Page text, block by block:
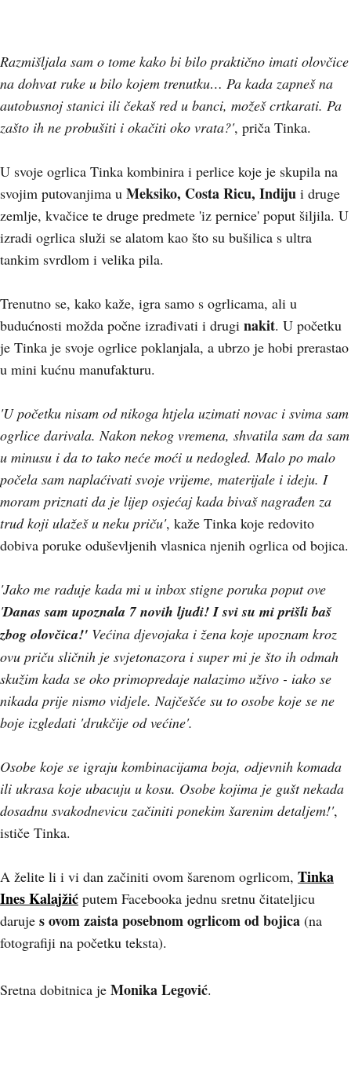
Razmišljala sam o tome kako bi bilo praktično imati olovčice
na dohvat ruke u bilo kojem trenutku… Pa kada zapneš na
autobusnoj stanici ili čekaš red u banci, možeš crtkarati. Pa
zašto ih ne probušiti i okačiti oko vrata?', priča Tinka.
U svoje ogrlica Tinka kombinira i perlice koje je skupila na
svojim putovanjima u Meksiko, Costa Ricu, Indiju i druge
zemlje, kvačice te druge predmete 'iz pernice' poput šiljila. U
izradi ogrlica služi se alatom kao što su bušilica s ultra
tankim svrdlom i velika pila.
Trenutno se, kako kaže, igra samo s ogrlicama, ali u
budućnosti možda počne izrađivati i drugi nakit. U početku
je Tinka je svoje ogrlice poklanjala, a ubrzo je hobi prerastao
u mini kućnu manufakturu.
'U početku nisam od nikoga htjela uzimati novac i svima sam
ogrlice darivala. Nakon nekog vremena, shvatila sam da sam
u minusu i da to tako neće moći u nedogled. Malo po malo
počela sam naplaćivati svoje vrijeme, materijale i ideju. I
moram priznati da je lijep osjećaj kada bivaš nagrađen za
trud koji ulažeš u neku priču', kaže Tinka koje redovito
dobiva poruke oduševljenih vlasnica njenih ogrlica od bojica.
'Jako me raduje kada mi u inbox stigne poruka poput ove
'Danas sam upoznala 7 novih ljudi! I svi su mi prišli baš
zbog olovčica!' Većina djevojaka i žena koje upoznam kroz
ovu priču sličnih je svjetonazora i super mi je što ih odmah
skužim kada se oko primopredaje nalazimo uživo - iako se
nikada prije nismo vidjele. Najčešće su to osobe koje se ne
boje izgledati 'drukčije od većine'.
Osobe koje se igraju kombinacijama boja, odjevnih komada
ili ukrasa koje ubacuju u kosu. Osobe kojima je gušt nekada
dosadnu svakodnevicu začiniti ponekim šarenim detaljem!',
ističe Tinka.
A želite li i vi dan začiniti ovom šarenom ogrlicom, Tinka
Ines Kalajžić putem Facebooka jednu sretnu čitateljicu
daruje s ovom zaista posebnom ogrlicom od bojica (na
fotografiji na početku teksta).
Sretna dobitnica je Monika Legović.